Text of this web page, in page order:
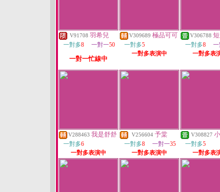
V91708 羽希兒
一對多8 一對一50
一對一忙線中
V309689 極品可可
一對多5
一對多表演中
V306788
一對多8
一對多表
V288463 我是舒舒
一對多6
一對多表演中
V256604 予棠
一對多8 一對一35
一對多表演中
V308827
一對多5
一對多表